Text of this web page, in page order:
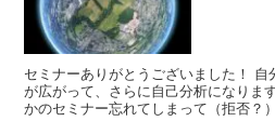
セミナーありがとうございました！
が広がって、さらに自己分析になりま
かのセミナー忘れてしまって（拒否？
が、急にリアルで怖い怖い怖い、やめ